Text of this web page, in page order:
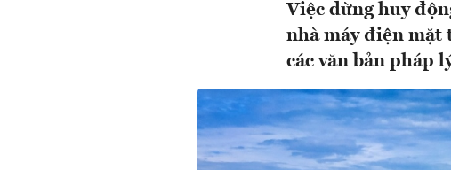
Việc dừng huy
nhà máy điện mặt
các văn bản pháp